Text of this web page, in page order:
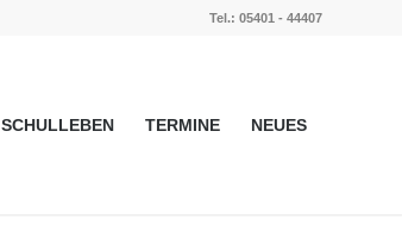
Tel.: 05401 - 44407
SCHULLEBEN TERMINE NEUES